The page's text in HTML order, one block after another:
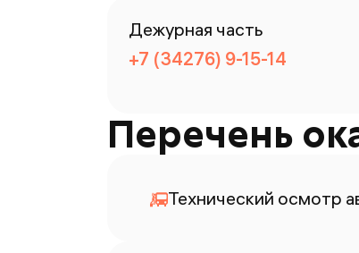
Дежурная часть
+7 (34276) 9-15-14
Перечень
Технический осмотр